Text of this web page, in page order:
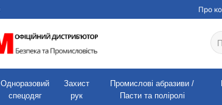
Про
Одноразовий
спецодяг
Захист
рук
Промислові абразиви /
Пасти та поліролі